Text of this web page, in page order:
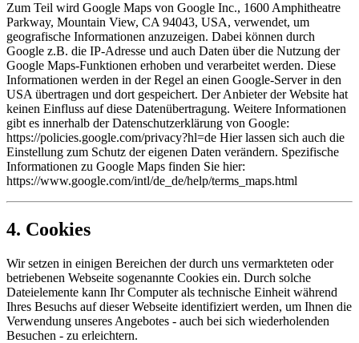
Zum Teil wird Google Maps von Google Inc., 1600 Amphitheatre
Parkway, Mountain View, CA 94043, USA, verwendet, um
geografische Informationen anzuzeigen. Dabei können durch
Google z.B. die IP-Adresse und auch Daten über die Nutzung der
Google Maps-Funktionen erhoben und verarbeitet werden. Diese
Informationen werden in der Regel an einen Google-Server in den
USA übertragen und dort gespeichert. Der Anbieter der Website hat
keinen Einfluss auf diese Datenübertragung. Weitere Informationen
gibt es innerhalb der Datenschutzerklärung von Google:
https://policies.google.com/privacy?hl=de Hier lassen sich auch die
Einstellung zum Schutz der eigenen Daten verändern. Spezifische
Informationen zu Google Maps finden Sie hier:
https://www.google.com/intl/de_de/help/terms_maps.html
4. Cookies
Wir setzen in einigen Bereichen der durch uns vermarkteten oder
betriebenen Webseite sogenannte Cookies ein. Durch solche
Dateielemente kann Ihr Computer als technische Einheit während
Ihres Besuchs auf dieser Webseite identifiziert werden, um Ihnen die
Verwendung unseres Angebotes - auch bei sich wiederholenden
Besuchen - zu erleichtern.